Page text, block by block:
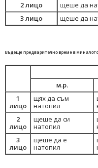
2 лицо
щеше да
3 лицо
щеше да
Бъдеще предварително време в миналото
м.р.
1
лицо
щях да съм
натопил
2
лицо
щеше да си
натопил
3
лицо
щеше да е
натопил